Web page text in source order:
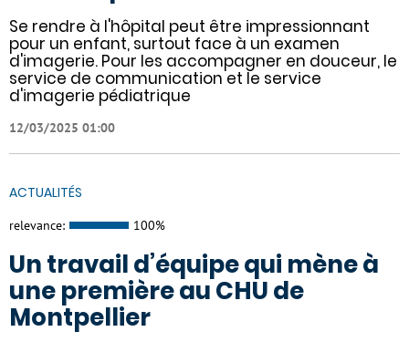
​​​Se rendre à l'hôpital peut être impressionnant
pour un enfant, surtout face à un examen
d'imagerie. Pour les accompagner en douceur, le
service de communication et le service
d'imagerie pédiatrique
12/03/2025 01:00
ACTUALITÉS
relevance: 100%
Un travail d’équipe qui mène à
une première au CHU de
Montpellier